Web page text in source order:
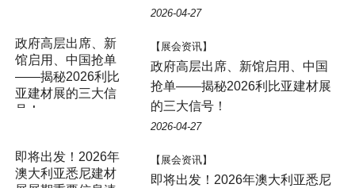
2026-04-27
【展会资讯】
政府高层出席、新馆启用、中国
抢单——揭秘2026利比亚建材展
的三大信号！
2026-04-27
【展会资讯】
即将出发！2026年澳大利亚悉尼